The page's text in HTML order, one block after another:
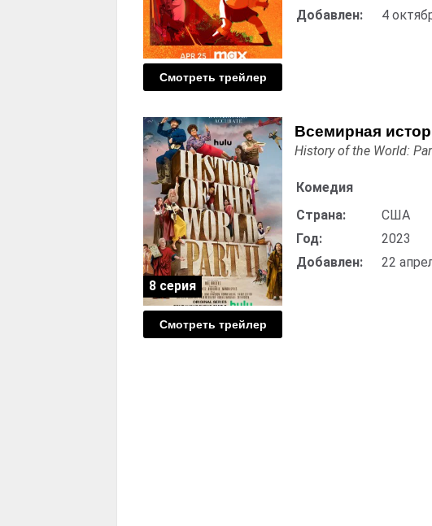
Смотреть трейлер
Добавлен:
4
Всемирная
Смотреть трейлер
History of the World:
Комедия
Страна:
США
Год:
2023
Добавлен:
22
8 серия